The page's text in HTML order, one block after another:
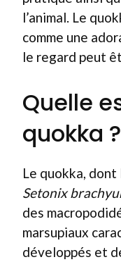
l’animal. Le
comme une
le regard peut
Quelle
quokka ?
Le quokka,
Setonix
des
marsupiaux
développés et